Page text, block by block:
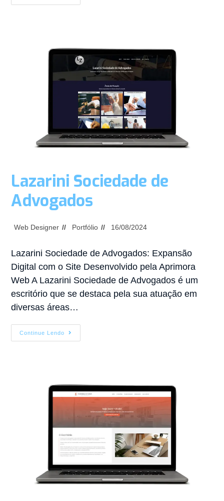
Lazarini Sociedade de
Advogados
Web Designer Portfólio 16/08/2024
Lazarini Sociedade de Advogados: Expansão
Digital com o Site Desenvolvido pela Aprimora
Web A Lazarini Sociedade de Advogados é um
escritório que se destaca pela sua atuação em
diversas áreas…
Continue Lendo